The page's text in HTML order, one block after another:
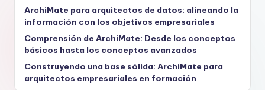
ArchiMate para arquitectos de datos: alineando la
información con los objetivos empresariales
Comprensión de ArchiMate: Desde los conceptos
básicos hasta los conceptos avanzados
Construyendo una base sólida: ArchiMate para
arquitectos empresariales en formación